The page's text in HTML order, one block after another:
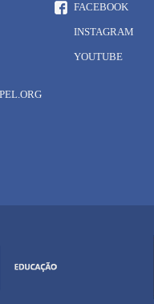
INSTAGRAM
FACEBOOK
YOUTUBE